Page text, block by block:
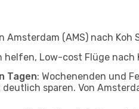
(AMS) nach
helfen, Low-cost Flüge nach
Tagen: Wochenenden und
sparen. Von